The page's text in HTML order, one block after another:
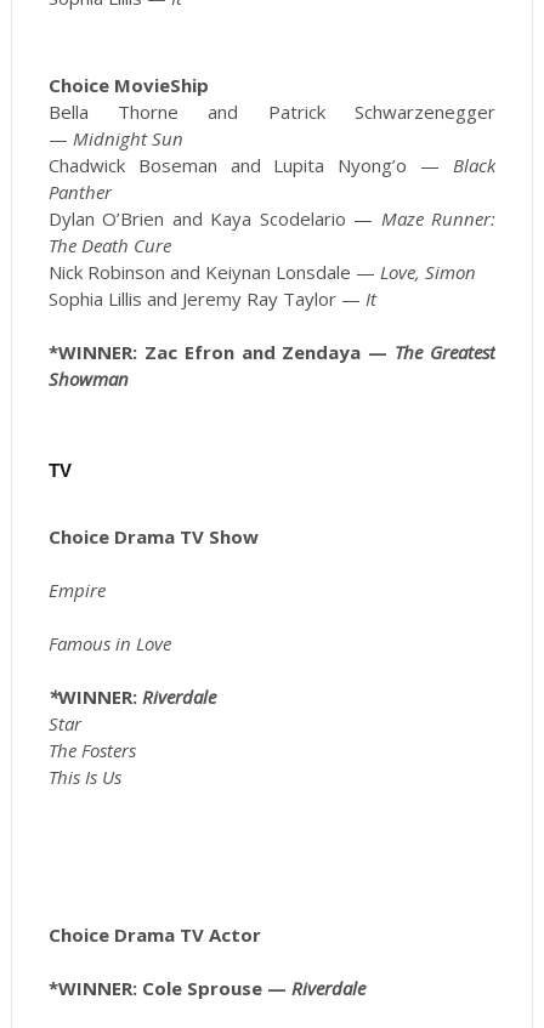
Choice MovieShip
Bella Thorne and Patrick Schwarzenegger
— Midnight Sun
Chadwick Boseman and Lupita Nyong’o —Black
Panther
Dylan O’Brien and Kaya Scodelario — Maze Runner:
The Death Cure
Nick Robinson and Keiynan Lonsdale — Love, Simon
Sophia Lillis and Jeremy Ray Taylor — It
*WINNER: Zac Efron and Zendaya — The Greatest
Showman
TV
Choice Drama TV Show
Empire
Famous in Love
*WINNER: Riverdale
Star
The Fosters
This Is Us
Choice Drama TV Actor
*WINNER: Cole Sprouse — Riverdale